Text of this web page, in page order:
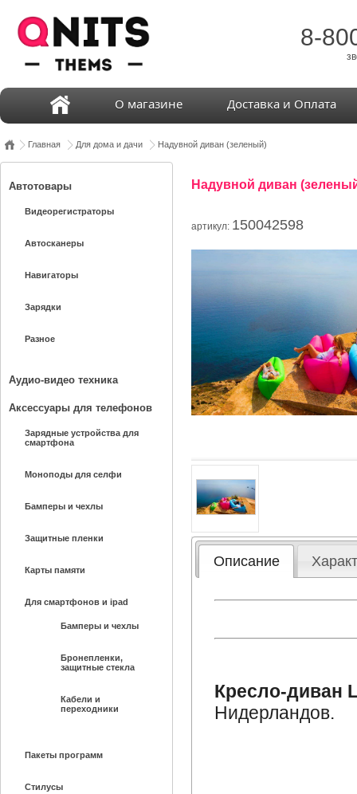
8-
О магазине Доставка и Оплата
Главная Для дома и дачи Надувной диван (зеленый)
Автотовары
Видеорегистраторы
Автосканеры
Навигаторы
Зарядки
Разное
Аудио-видео техника
Аксессуары для телефонов
Зарядные устройства для
смартфона
Моноподы для селфи
Бамперы и чехлы
Защитные пленки
Карты памяти
Для смартфонов и ipad
Бамперы и чехлы
Бронепленки,
защитные стекла
Кабели и
переходники
Пакеты программ
Стилусы
Надувной диван
артикул: 150042598
Описание
Кресло-диван
Нидерландов.